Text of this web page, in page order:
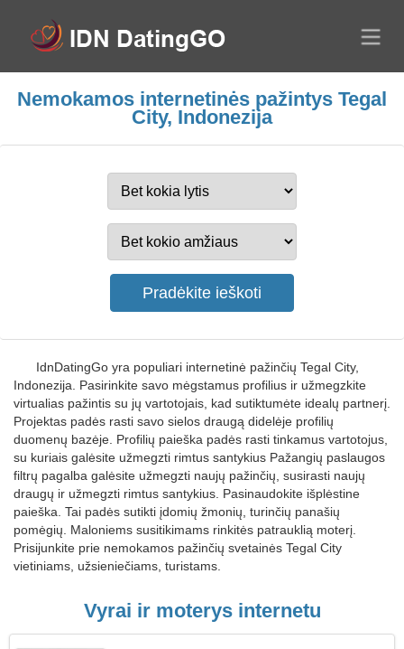
Nemokamos internetinės pažintys Tegal
City, Indonezija
IdnDatingGo yra populiari internetinė pažinčių Tegal City,
Indonezija. Pasirinkite savo mėgstamus profilius ir užmegzkite
virtualias pažintis su jų vartotojais, kad sutiktumėte idealų partnerį.
Projektas padės rasti savo sielos draugą didelėje profilių
duomenų bazėje. Profilių paieška padės rasti tinkamus vartotojus,
su kuriais galėsite užmegzti rimtus santykius Pažangių paslaugos
filtrų pagalba galėsite užmegzti naujų pažinčių, susirasti naujų
draugų ir užmegzti rimtus santykius. Pasinaudokite išplėstine
paieška. Tai padės sutikti įdomių žmonių, turinčių panašių
pomėgių. Maloniems susitikimams rinkitės patrauklią moterį.
Prisijunkite prie nemokamos pažinčių svetainės Tegal City
vietiniams, užsieniečiams, turistams.
Vyrai ir moterys internetu